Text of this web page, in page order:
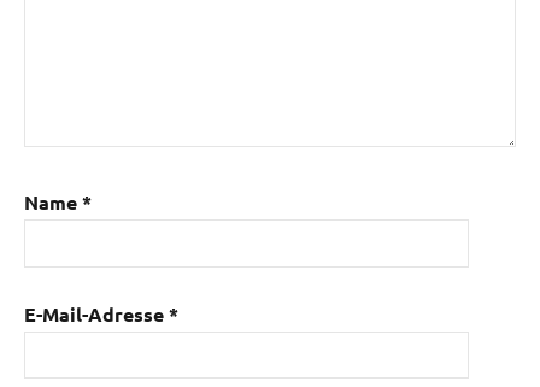
Name*
E-Mail-Adresse*